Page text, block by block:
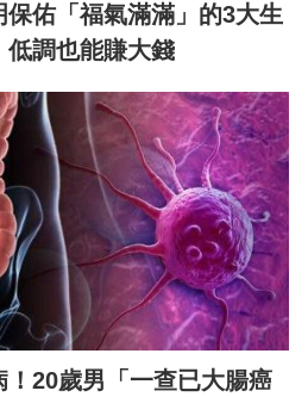
佑「福氣滿滿」的3大生
調也能賺大錢
！20歲男「一查已大腸癌